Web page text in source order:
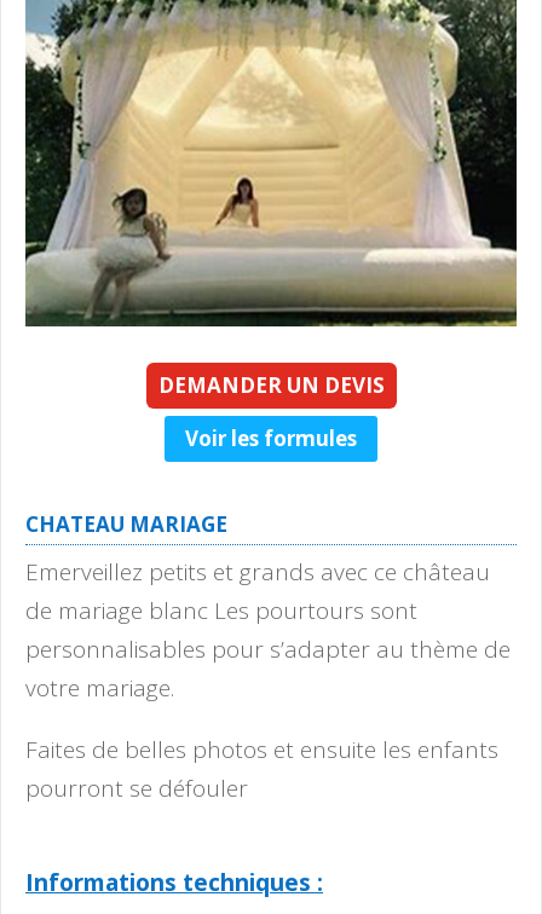
DEMANDER UN DEVIS
Voir les formules
CHATEAU MARIAGE
Emerveillez petits et grands avec ce château
de mariage blanc Les pourtours sont
personnalisables pour s’adapter au thème de
votre mariage.
Faites de belles photos et ensuite les enfants
pourront se défouler
Informations techniques :